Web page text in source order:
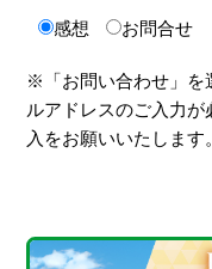
感想 お問合せ
※「お問い合わせ」を
ルアドレスのご入力
入をお願いいたします。